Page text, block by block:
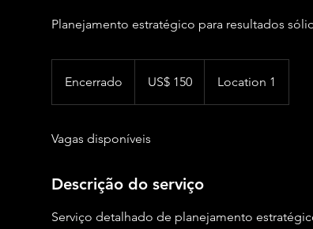
Planejamento estratégico para resultados
Encerrado
n
e
d
americanos
US$ 150 Location 1
Vagas disponíveis
Descrição do serviço
Serviço detalhado de planejamento